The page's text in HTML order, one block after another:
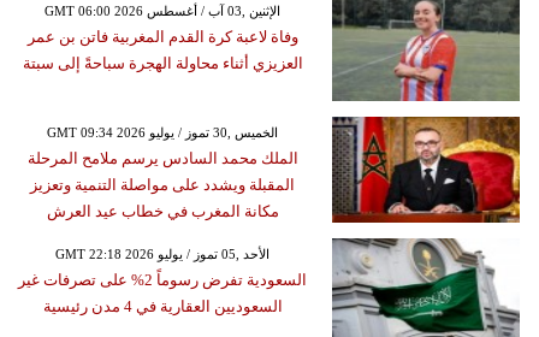
GMT 06:00 2026 الإثنين ,03 آب / أغسطس
وفاة لاعبة كرة القدم المغربية فاتن بن عمر
العزيزي أثناء محاولة الهجرة سباحةً إلى سبتة
GMT 09:34 2026 الخميس ,30 تموز / يوليو
الملك محمد السادس يرسم ملامح المرحلة
المقبلة ويشدد على مواصلة التنمية وتعزيز
مكانة المغرب في خطاب عيد العرش
GMT 22:18 2026 الأحد ,05 تموز / يوليو
السعودية تفرض رسوماً 2% على تصرفات غير
السعوديين العقارية في 4 مدن رئيسية